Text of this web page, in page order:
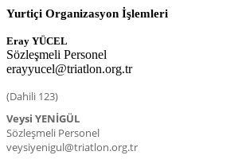
Yurtiçi Organizasyon İşlemleri
Eray YÜCEL
Sözleşmeli Personel
erayyucel@triatlon.org.tr
(Dahili 123)
Veysi YENİGÜL
Sözleşmeli Personel
veysiyenigul@triatlon.org.tr